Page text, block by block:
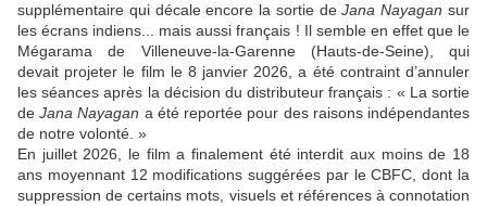
supplémentaire qui décale encore la sortie deJana Nayagan sur
les écrans indiens... mais aussi français ! Il semble en effet que le
Mégaramade Villeneuve-la-Garenne (Hauts-de-Seine), qui
devait projeter le film le 8 janvier 2026,a été contraint d’annuler
les séances après la décision du distributeur français : « La sortie
deJana Nayagan a été reportée pour des raisons indépendantes
de notre volonté. »
En juillet 2026, le film a finalement été interdit aux moins de 18
ans moyennant 12 modifications suggérées par le CBFC, dont la
suppression de certains mots, visuels et références à connotation